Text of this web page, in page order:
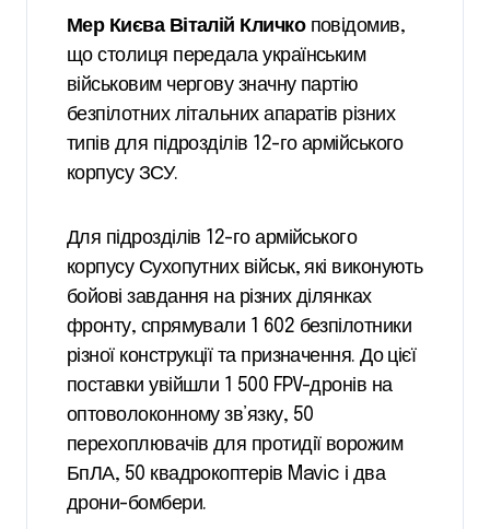
Мер Києва Віталій Кличкоповідомив,
що столиця передала українським
військовим чергову значну партію
безпілотних літальних апаратів різних
типів для підрозділів 12-го армійського
корпусу ЗСУ.
Для підрозділів 12-го армійського
корпусу Сухопутних військ, які виконують
бойові завдання на різних ділянках
фронту, спрямували 1 602 безпілотники
різної конструкції та призначення. До цієї
поставки увійшли 1 500 FPV-дронів на
оптоволоконному зв’язку, 50
перехоплювачів для протидії ворожим
БпЛА, 50 квадрокоптерів Mavic і два
дрони-бомбери.